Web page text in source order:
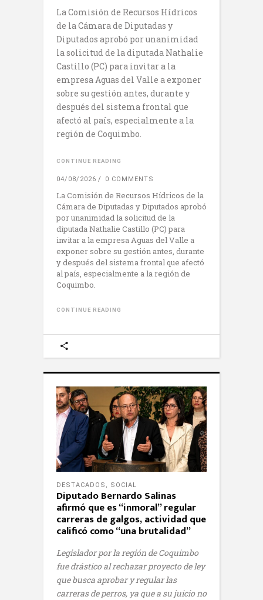
La Comisión de Recursos Hídricos
de la Cámara de Diputadas y
Diputados aprobó por unanimidad
la solicitud de la diputada Nathalie
Castillo (PC) para invitar a la
empresa Aguas del Valle a exponer
sobre su gestión antes, durante y
después del sistema frontal que
afectó al país, especialmente a la
región de Coquimbo.
CONTINUE READING
04/08/2026 0 COMMENTS
La Comisión de Recursos Hídricos de la
Cámara de Diputadas y Diputados aprobó
por unanimidad la solicitud de la
diputada Nathalie Castillo (PC) para
invitar a la empresa Aguas del Valle a
exponer sobre su gestión antes, durante
y después del sistema frontal que afectó
al país, especialmente a la región de
Coquimbo.
CONTINUE READING
DESTACADOS , SOCIAL
Diputado Bernardo Salinas
afirmó que es “inmoral” regular
carreras de galgos, actividad que
calificó como “una brutalidad”
Legislador por la región de Coquimbo
fue drástico al rechazar proyecto de ley
que busca aprobar y regular las
carreras de perros, ya que a su juicio no